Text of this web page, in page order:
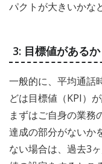
パクトが大きいかな
3: 目標値がある
一般的に、平均通話
どは目標値（KPI）
まずはご自身の業務
達成の部分がないか
ない場合は、過去3